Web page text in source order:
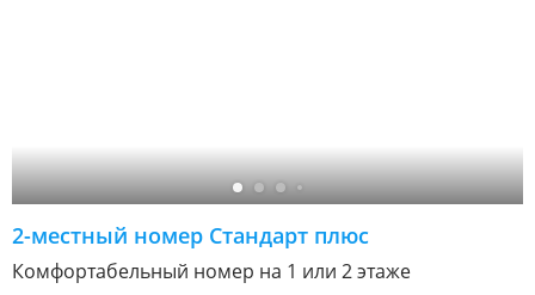
2-местный номер Стандарт плюс
Комфортабельный номер на 1 или 2 этаже